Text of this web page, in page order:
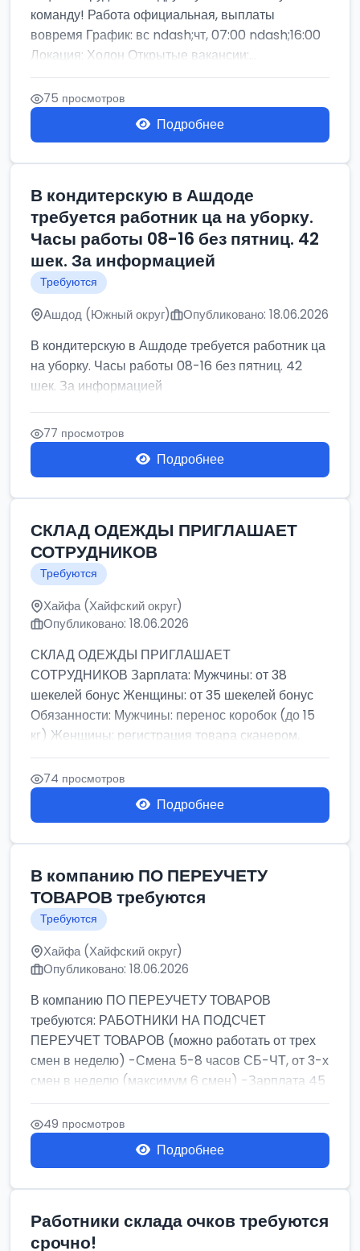
команду! Работа официальная, выплаты
вовремя График: вс ndash;чт, 07:00 ndash;16:00
Локация: Холон Открытые вакансии:...
75 просмотров
Подробнее
В кондитерскую в Ашдоде
требуется работник ца на уборку.
Часы работы 08-16 без пятниц. 42
шек. За информацией
Требуются
Ашдод (Южный округ) Опубликовано: 18.06.2026
В кондитерскую в Ашдоде требуется работник ца
на уборку. Часы работы 08-16 без пятниц. 42
шек. За информацией
77 просмотров
Подробнее
СКЛАД ОДЕЖДЫ ПРИГЛАШАЕТ
СОТРУДНИКОВ
Требуются
Хайфа (Хайфский округ)
Опубликовано: 18.06.2026
СКЛАД ОДЕЖДЫ ПРИГЛАШАЕТ
СОТРУДНИКОВ Зарплата: Мужчины: от 38
шекелей бонус Женщины: от 35 шекелей бонус
Обязанности: Мужчины: перенос коробок (до 15
кг) Женщины: регистрация товара сканером,
сбор зака...
74 просмотров
Подробнее
В компанию ПО ПЕРЕУЧЕТУ
ТОВАРОВ требуются
Требуются
Хайфа (Хайфский округ)
Опубликовано: 18.06.2026
В компанию ПО ПЕРЕУЧЕТУ ТОВАРОВ
требуются: РАБОТНИКИ НА ПОДСЧЕТ
ПЕРЕУЧЕТ ТОВАРОВ (можно работать от трех
смен в неделю) -Смена 5-8 часов СБ-ЧТ, от 3-х
смен в неделю (максимум 6 смен) -Зарплата 45
шек ...
49 просмотров
Подробнее
Работники склада очков требуются
срочно!